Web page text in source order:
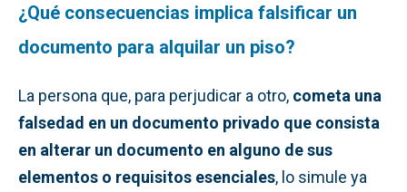
¿Qué consecuencias implica falsificar un
documento para alquilar un piso?
La persona que, para perjudicar a otro, cometa una
falsedad en un documento privado que consista
en alterar un documento en alguno de sus
elementos o requisitos esenciales, lo simule ya